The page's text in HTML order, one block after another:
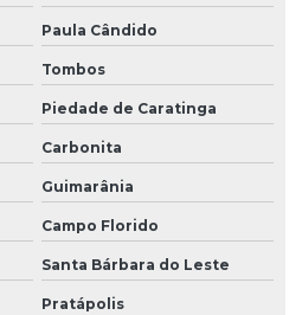
Paula Cândido
Tombos
Piedade de Caratinga
Carbonita
Guimarânia
Campo Florido
Santa Bárbara do Leste
Pratápolis